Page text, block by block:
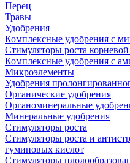
Перец
Травы
Удобрения
Комплексные удобрения с
Стимуляторы роста
Комплексные удобрения с
Микроэлементы
Удобрения
Органические удобрения
Органоминеральные
Минеральные удобрения
Стимуляторы роста
Стимуляторы роста и
гуминовых кислот
Стимуляторы